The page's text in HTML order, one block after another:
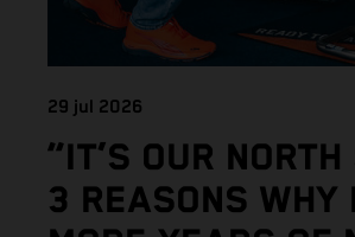
29 jul 2026
“IT’S OUR NORTH
3 REASONS WHY